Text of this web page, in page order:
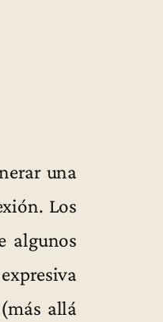
una
Los
algunos
allá